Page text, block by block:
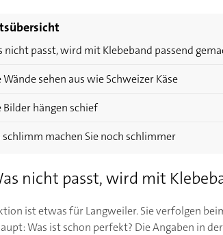
nicht passt, wird mit Klebeband passend
Wände sehen aus wie Schweizer Käse
Bilder hängen schief
schlimm machen Sie noch schlimmer
nicht passt, wird mit
ist etwas für Langweiler. Sie verfolgen
Was ist schon perfekt? Die Angaben in